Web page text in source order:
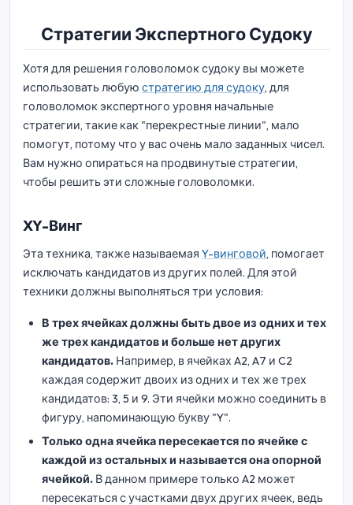
Стратегии Экспертного Судоку
Хотя для решения головоломок судоку вы можете
использовать любую стратегию для судоку, для
головоломок экспертного уровня начальные
стратегии, такие как "перекрестные линии", мало
помогут, потому что у вас очень мало заданных чисел.
Вам нужно опираться на продвинутые стратегии,
чтобы решить эти сложные головоломки.
XY-Винг
Эта техника, также называемая Y-винговой, помогает
исключать кандидатов из других полей. Для этой
техники должны выполняться три условия:
В трех ячейках должны быть двое из одних и тех
же трех кандидатов и больше нет других
кандидатов. Например, в ячейках A2, A7 и C2
каждая содержит двоих из одних и тех же трех
кандидатов: 3, 5 и 9. Эти ячейки можно соединить в
фигуру, напоминающую букву "Y".
Только одна ячейка пересекается по ячейке с
каждой из остальных и называется она опорной
ячейкой. В данном примере только A2 может
пересекаться с участками двух других ячеек, ведь